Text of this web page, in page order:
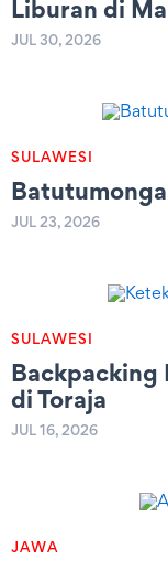
Liburan di
JUL 30, 2026
SULAWESI
JUL 23, 2026
SULAWESI
Backpacking
di Toraja
JUL 16, 2026
JAWA